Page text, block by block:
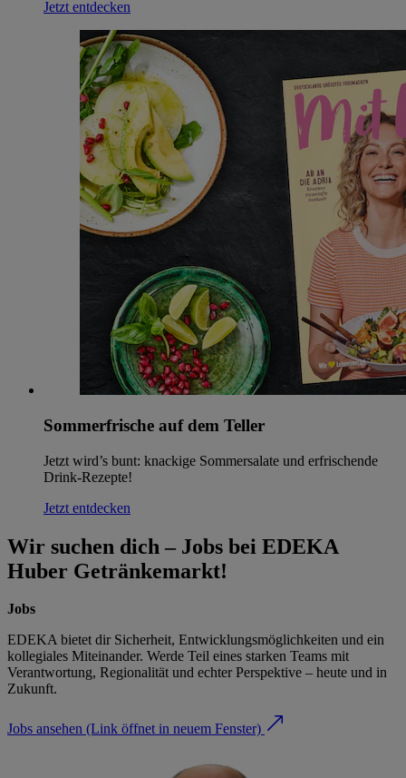
Jetzt entdecken
Sommerfrische auf dem Teller
Jetzt wird’s bunt: knackige Sommersalate und erfrischende
Drink-Rezepte!
Jetzt entdecken
Wir suchen dich – Jobs bei EDEKA
Huber Getränkemarkt!
Jobs
EDEKA bietet dir Sicherheit, Entwicklungsmöglichkeiten und ein
kollegiales Miteinander. Werde Teil eines starken Teams mit
Verantwortung, Regionalität und echter Perspektive – heute und in
Zukunft.
Jobs ansehen (Link öffnet in neuem Fenster)